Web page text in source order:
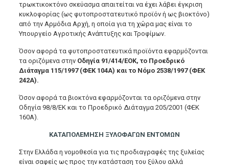
τρωκτικοκτόνο σκεύασμα απαιτείται να έχει λάβει έγκριση
κυκλοφορίας (ως φυτοπροστατευτικό προϊόν ή ως βιοκτόνο)
από την Αρμόδια Αρχή, η οποία για τη χώρα μας είναι το
Υπουργείο Αγροτικής Ανάπτυξης και Τροφίμων.
Όσον αφορά τα φυτοπροστατευτικά προϊόντα εφαρμόζονται
τα οριζόμενα στην Οδηγία 91/414/ΕΟΚ, το Προεδρικό
Διάταγμα 115/1997 (ΦΕΚ 104Α) και το Νόμο 2538/1997 (ΦΕΚ
242Α).
Όσον αφορά τα βιοκτόνα εφαρμόζονται τα οριζόμενα στην
Οδηγία 98/8/ΕΚ και το Προεδρικό Διάταγμα 205/2001 (ΦΕΚ
160Α).
ΚΑΤΑΠΟΛΕΜΗΣΗ ΞΥΛΟΦΑΓΩΝ ΕΝΤΟΜΩΝ
Στην Ελλάδα η νομοθεσία για τις προδιαγραφές της ξυλείας
είναι σαφείς ως προς την κατάσταση του ξύλου αλλά